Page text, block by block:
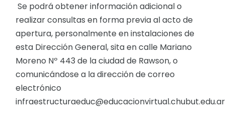
Se podrá obtener información adicional o
realizar consultas en forma previa al acto de
apertura, personalmente en instalaciones de
esta Dirección General, sita en calle Mariano
Moreno Nº 443 de la ciudad de Rawson, o
comunicándose a la dirección de correo
electrónico